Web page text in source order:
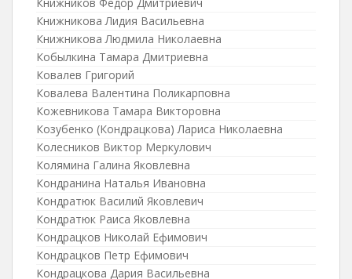
Книжникова Лидия Васильевна
Книжникова Людмила Николаевна
Кобылкина Тамара Дмитриевна
Ковалев Григорий
Ковалева Валентина Поликарповна
Кожевникова Тамара Викторовна
Козубенко (Кондрацкова) Лариса Николаевна
Колесников Виктор Меркулович
Колямина Галина Яковлевна
Кондранина Наталья Ивановна
Кондратюк Василий Яковлевич
Кондратюк Раиса Яковлевна
Кондрацков Николай Ефимович
Кондрацков Петр Ефимович
Кондрацкова Дария Васильевна